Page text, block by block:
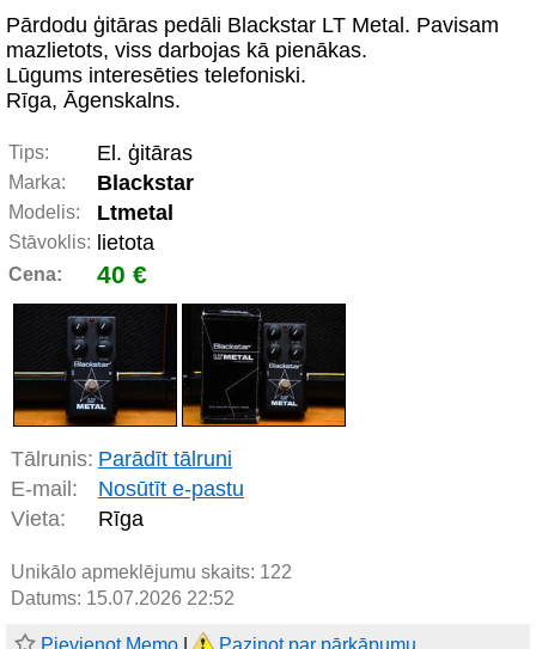
Pārdodu ģitāras pedāli Blackstar LT Metal. Pavisam
mazlietots, viss darbojas kā pienākas.
Lūgums interesēties telefoniski.
Rīga, Āgenskalns.
Tips: El. ģitāras
Marka: Blackstar
Modelis: Ltmetal
Stāvoklis: lietota
Cena: 40 €
Tālrunis: Parādīt tālruni
E-mail:
Nosūtīt e-pastu
Vieta:
Rīga
Unikālo apmeklējumu skaits: 122
Datums: 15.07.2026 22:52
Pievienot Memo Paziņot par pārkāpumu